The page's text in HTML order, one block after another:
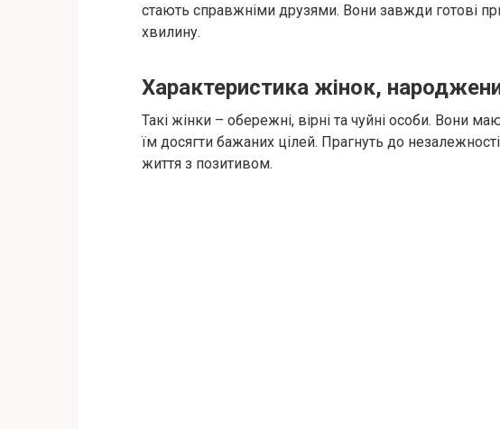
стають справжніми друзями. Вони завжди готові
хвилину.
Характеристика жінок,
Такі жінки – обережні, вірні та чуйні особи. Вони
їм досягти бажаних цілей. Прагнуть до
життя з позитивом.